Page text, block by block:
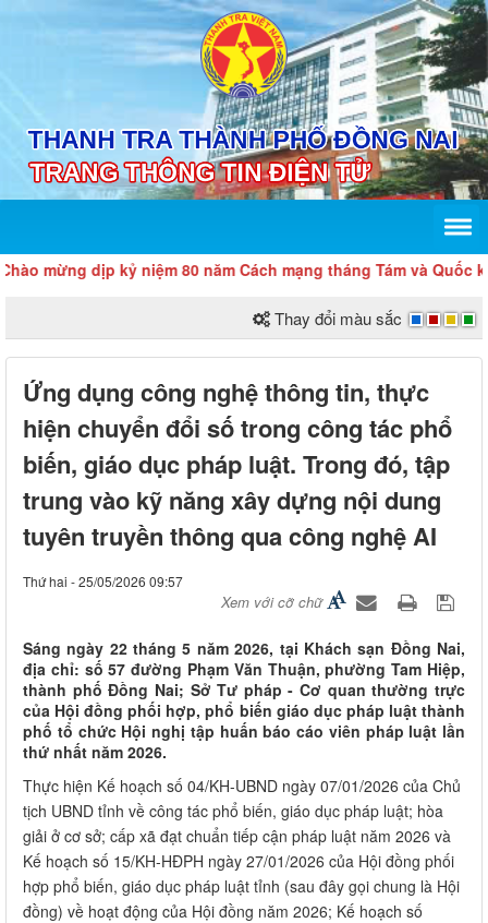
mừng dịp kỷ niệm 80 năm Cách mạng tháng Tám và Quốc
Thay đổi màu sắc
Ứng dụng công nghệ thông tin, thực
hiện chuyển đổi số trong công tác phổ
biến, giáo dục pháp luật. Trong đó, tập
trung vào kỹ năng xây dựng nội dung
tuyên truyền thông qua công nghệ AI
Thứ hai - 25/05/2026 09:57
Xem với cỡ chữ
Sáng ngày 22 tháng 5 năm 2026, tại Khách sạn Đồng Nai,
địa chỉ: số 57 đường Phạm Văn Thuận, phường Tam Hiệp,
thành phố Đồng Nai; Sở Tư pháp - Cơ quan thường trực
của Hội đồng phối hợp, phổ biến giáo dục pháp luật thành
phố tổ chức Hội nghị tập huấn báo cáo viên pháp luật lần
thứ nhất năm 2026.
Thực hiện Kế hoạch số 04/KH-UBND ngày 07/01/2026 của Chủ
tịch UBND tỉnh về công tác phổ biến, giáo dục pháp luật; hòa
giải ở cơ sở; cấp xã đạt chuẩn tiếp cận pháp luật năm 2026 và
Kế hoạch số 15/KH-HĐPH ngày 27/01/2026 của Hội đồng phối
hợp phổ biến, giáo dục pháp luật tỉnh (sau đây gọi chung là Hội
đồng) về hoạt động của Hội đồng năm 2026; Kế hoạch số